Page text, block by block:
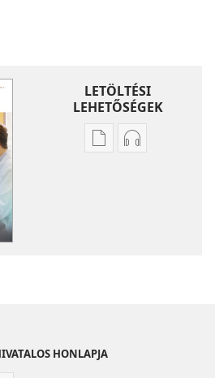
LETÖLTÉSI
LEHETŐSÉGEK
Kiadványok
HONLAPJA